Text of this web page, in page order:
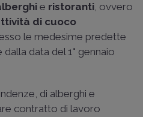
e ristoranti, ovvero
di cuoco
le medesime predette
data del 1° gennaio
di alberghi e
contratto di lavoro